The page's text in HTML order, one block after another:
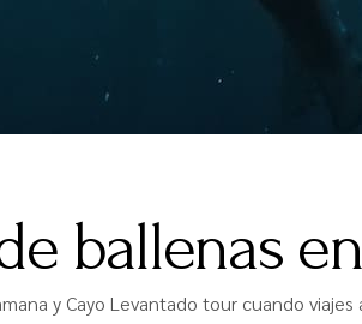
ballenas
y Cayo Levantado tour cuando